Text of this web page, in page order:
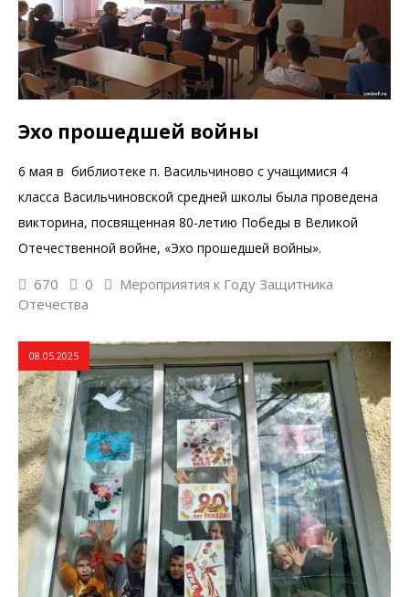
Эхо прошедшей войны
6 мая в библиотеке п. Васильчиново с учащимися 4
класса Васильчиновской средней школы была проведена
викторина, посвященная 80-летию Победы в Великой
Отечественной войне, «Эхо прошедшей войны».
670 0
Мероприятия к Году Защитника
Отечества
08.05.2025